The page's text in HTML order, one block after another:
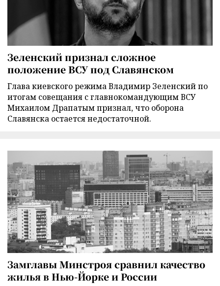
Зеленский признал сложное
положение ВСУ под Славянском
Глава киевского режима Владимир Зеленский по
итогам совещания с главнокомандующим ВСУ
Михаилом Драпатым признал, что оборона
Славянска остается недостаточной.
Замглавы Минстроя сравнил качество
жилья в Нью-Йорке и России